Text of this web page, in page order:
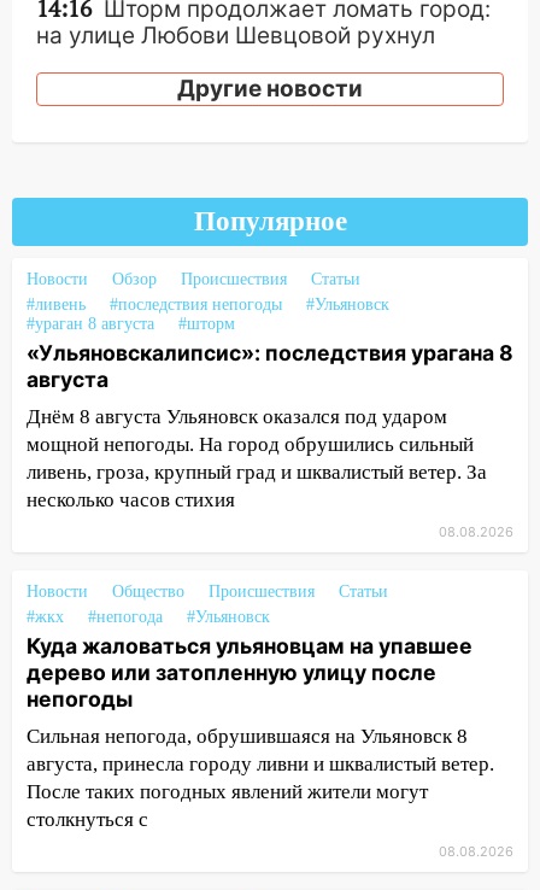
14:16 Шторм продолжает ломать город:
на улице Любови Шевцовой рухнул
14:14 Студента из Ульяновска обманули
упавшее дерево или затопленную улицу
после непогоды
13:59
В Новом городе ураганным
ветром сорвало опалубку со
строящегося дома
13:54 В мэрии Ульяновска рассказали,
как устраняют последствия мощного
шторма
13:49 Стихия продолжает крушить
Ульяновск: дерево рухнуло на дом на
ветром вырвало дерево с корнем
13:46 Сильный ветер сорвал крышу с
СТО на проспекте Созидателей
13:35 Непогода продолжает бить по
транспорту: в Ульяновске трамвай
сошёл с рельсов
13:22
Упавшие деревья перекрыли
дороги в Ульяновске: фото
Другие новости
Популярное
Новости Обзор Происшествия
Статьи
#ливень
#последствия непогоды
#Ульяновск
#ураган 8 августа
#шторм
«Ульяновскалипсис»: последствия урагана 8
августа
Днём 8 августа Ульяновск оказался под ударом
мощной непогоды. На город обрушились сильный
ливень, гроза, крупный град и шквалистый ветер. За
несколько часов стихия
08.08.2026
Новости Общество Происшествия
Статьи
#жкх
#непогода #Ульяновск
Куда жаловаться ульяновцам на упавшее
дерево или затопленную улицу после
непогоды
Сильная непогода, обрушившаяся на Ульяновск 8
августа, принесла городу ливни и шквалистый ветер.
После таких погодных явлений жители могут
столкнуться с
08.08.2026